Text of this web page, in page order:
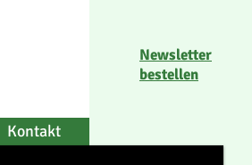
Newsletter
bestellen
Kontakt